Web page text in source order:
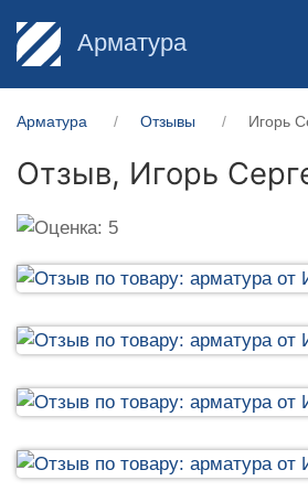
Арматура
Арматура Отзывы Игорь
Отзыв, Игорь